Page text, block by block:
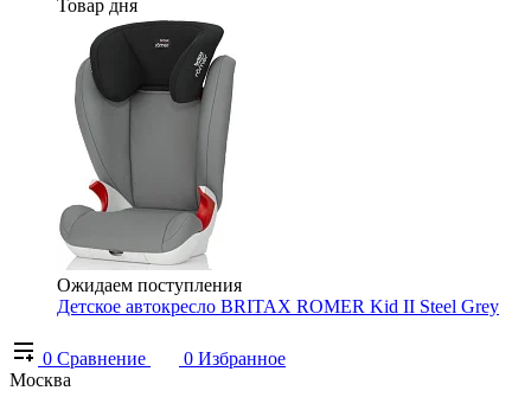
Товар дня
Ожидаем поступления
Детское автокресло BRITAX ROMER Kid II Steel Grey
0 Сравнение 0 Избранное
Москва